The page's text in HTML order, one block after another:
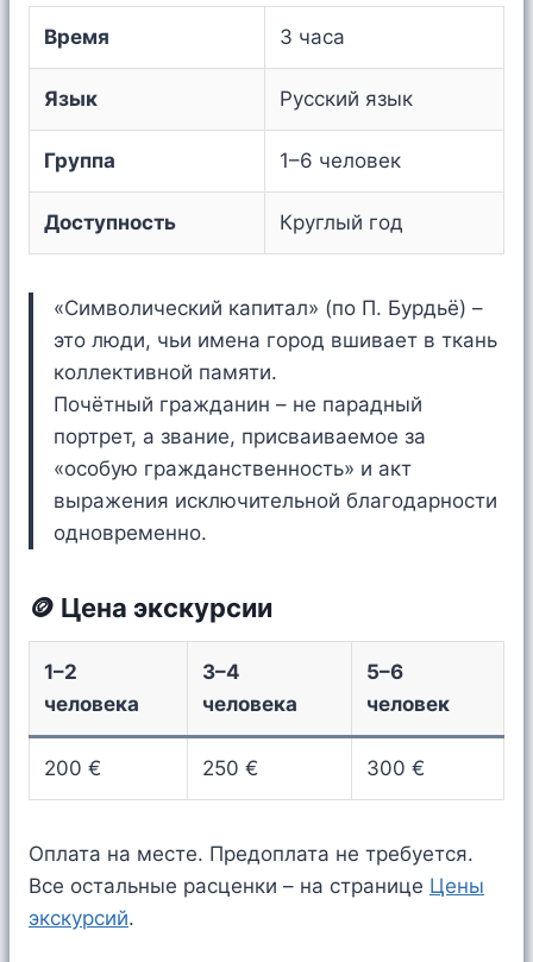
Время 3 часа
Язык Русский язык
Группа 1–6 человек
Доступность Круглый год
«Символический капитал» (по П. Бурдьё) –
это люди, чьи имена город вшивает в ткань
коллективной памяти.
Почётный гражданин – не парадный
портрет, а звание, присваиваемое за
«особую гражданственность» и акт
выражения исключительной благодарности
одновременно.
🪙 Цена экскурсии
1–2
человека
3–4
человека
5–6
человек
200 € 250 € 300 €
Оплата на месте. Предоплата не требуется.
Все остальные расценки – на странице Цены
экскурсий.